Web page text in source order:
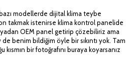
modellerde dijital klima teybe
takmak istenirse klima kontrol panelide
OEM panel getirip çözebiliriz ama
benim bildiğim öyle bir sıkıntı yok. Tam
bir fotoğrafını buraya koyarsanız